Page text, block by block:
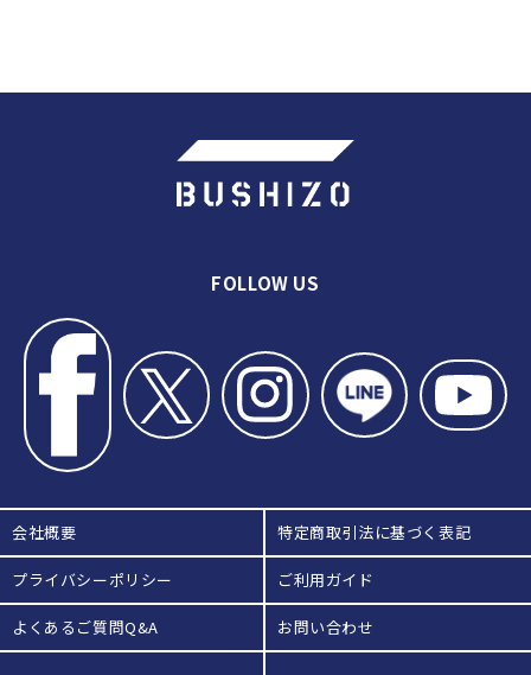
A. 可能です。贈答用・卒業記念用などの刺繍カスタマイズ
る一本を、
ぜひBUSHIZOでお選びください。
FOLLOW US
会社概要 特定商取引法に基づく表記
プライバシーポリシー ご利用ガイド
よくあるご質問Q&A お問い合わせ